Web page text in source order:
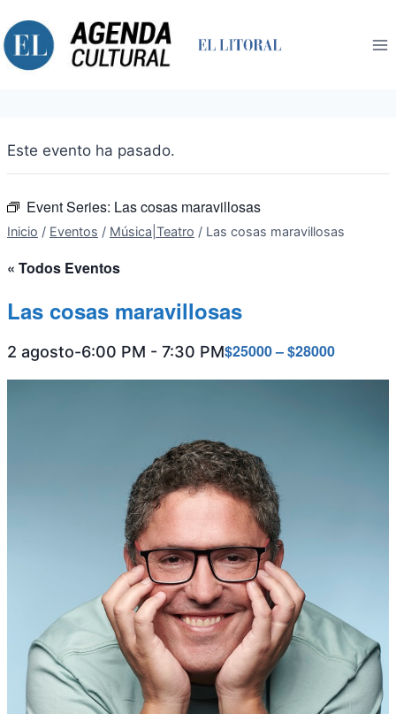
al
contenido
Este evento ha pasado.
Event Series: Las cosas maravillosas
Inicio / Eventos / Música|Teatro / Las cosas maravillosas
« Todos Eventos
Las cosas maravillosas
2 agosto-6:00 PM - 7:30 PM$25000 – $28000